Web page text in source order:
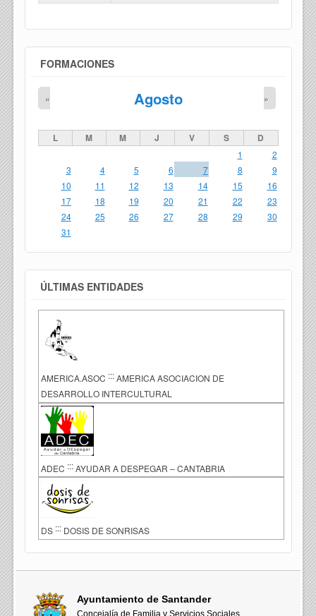
FORMACIONES
Agosto
« »
L M M J V S D
1
2
3
4 5 6 7 8
9
10
11 12 13 14 15
16
17
18 19 20 21 22
23
24
25 26 27 28 29
30
31
ÚLTIMAS ENTIDADES
AMERICA.ASOC ::: AMERICA ASOCIACION DE
DESARROLLO INTERCULTURAL
ADEC ::: AYUDAR A DESPEGAR – CANTABRIA
DS ::: DOSIS DE SONRISAS
Ayuntamiento de Santander
Concejalía de Familia y Servicios Sociales